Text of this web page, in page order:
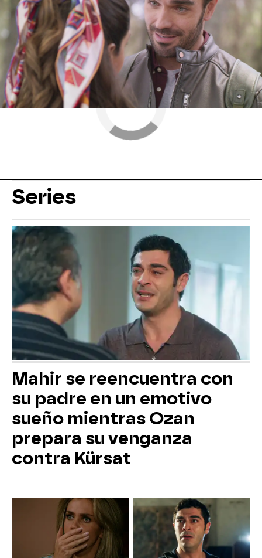
Series
Mahir se reencuentra con
su padre en un emotivo
sueño mientras Ozan
prepara su venganza
contra Kürsat